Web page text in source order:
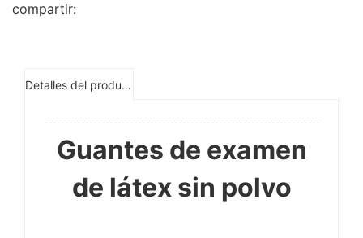
compartir:
Detalles del producto
Guantes de examen
de látex sin polvo